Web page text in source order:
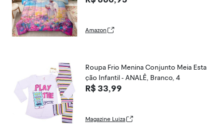
ninos, azul
Amazon
Roupa Frio Menina Conjunto Meia Esta
ção Infantil - ANALÊ, Branco, 4
R$ 33,99
Magazine Luiza